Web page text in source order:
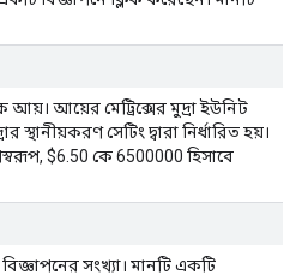
আয়ের মেট্রিক্সের মুদ্রা ইউনিট
স্থানীয়করণ সেটিং দ্বারা নির্ধারিত হয়।
$6.50 কে 6500000 হিসাবে
সংখ্যা। মানটি একটি